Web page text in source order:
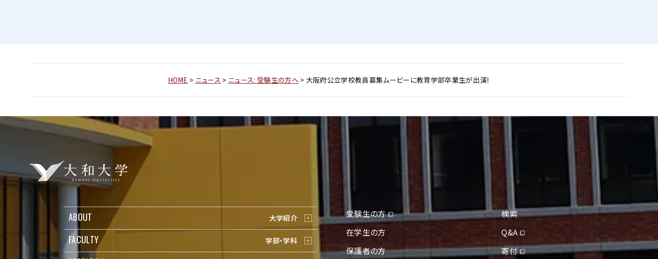
HOME > ニュース > ニュース: 受験生の方へ> 大阪府公立学校教員募集ムービーに教育学部卒業生が出演！
ABOUT 大学紹介
FACULTY 学部・学科
受験生の方
在学生の方
保護者の方
検索
Q&A
寄付